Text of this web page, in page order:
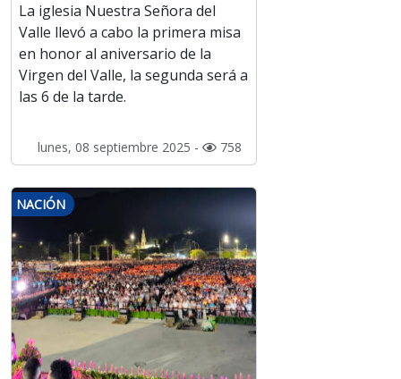
La iglesia Nuestra Señora del
Valle llevó a cabo la primera misa
en honor al aniversario de la
Virgen del Valle, la segunda será a
las 6 de la tarde.
lunes, 08 septiembre 2025 - 758
NACIÓN